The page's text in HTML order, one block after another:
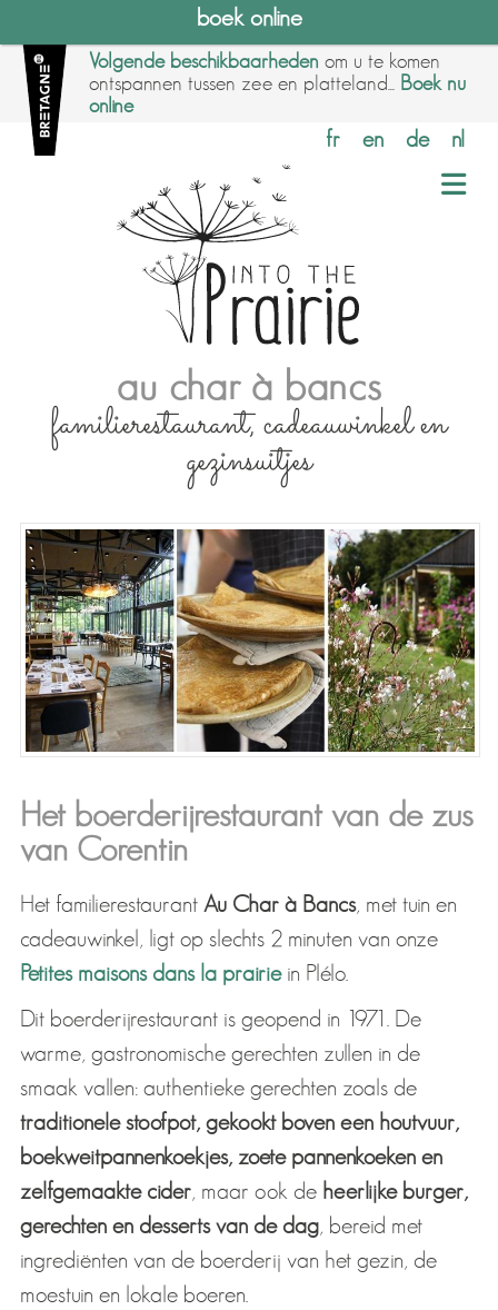
boek online
Volgende beschikbaarheden om u te komen
ontspannen tussen zee en platteland...
Boek nu
online
fr en de nl
au char à bancs
familierestaurant, cadeauwinkel en
gezinsuitjes
Het boerderijrestaurant van de zus
van Corentin
Het familierestaurant Au Char à Bancs, met tuin en
cadeauwinkel, ligt op slechts 2 minuten van onze
Petites maisons dans la prairiein Plélo.
Dit boerderijrestaurant is geopend in 1971. De
warme, gastronomische gerechten zullen in de
smaak vallen: authentieke gerechten zoals de
traditionele stoofpot, gekookt boven een houtvuur,
boekweitpannenkoekjes, zoete pannenkoeken en
zelfgemaakte cider, maar ook de heerlijke burger,
gerechten en desserts van de dag, bereid met
ingrediënten van de boerderij van het gezin, de
moestuin en lokale boeren.